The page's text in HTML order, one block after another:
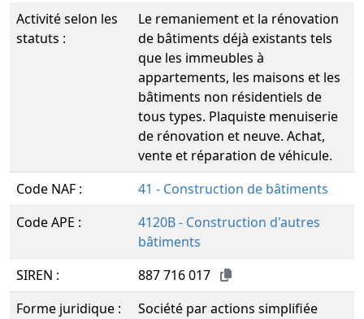
Activité selon les
statuts :
Le remaniement et la rénovation
de bâtiments déjà existants tels
que les immeubles à
appartements, les maisons et les
bâtiments non résidentiels de
tous types. Plaquiste menuiserie
de rénovation et neuve. Achat,
vente et réparation de véhicule.
Code NAF :
41 - Construction de bâtiments
Code APE :
4120B - Construction d'autres
bâtiments
SIREN :
887 716 017
Forme juridique :
Société par actions simplifiée